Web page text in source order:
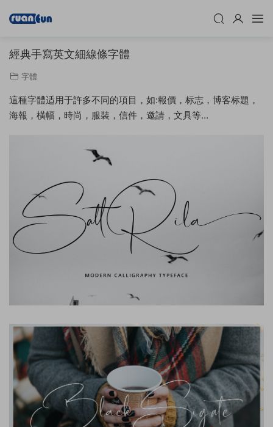
經典手寫英文細線條字體
字體
這種字體适用于許多不同的項目，如:報價，标志，博客标題，
海報，橫幅，時尚，服裝，信件，邀請，文具等…